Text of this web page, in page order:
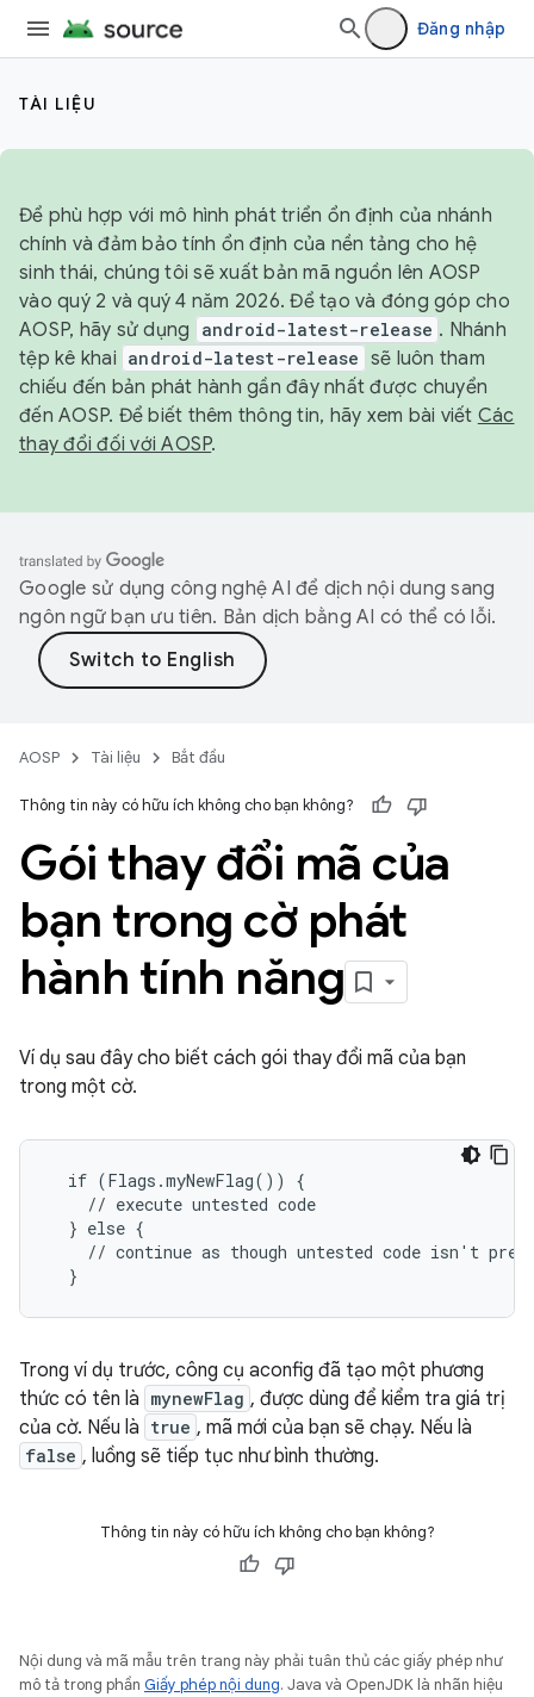
Đăng nhập
TÀI LIỆU
Để phù hợp với mô hình phát triển ổn định của nhánh
chính và đảm bảo tính ổn định của nền tảng cho hệ
sinh thái, chúng tôi sẽ xuất bản mã nguồn lên AOSP
vào quý 2 và quý 4 năm 2026. Để tạo và đóng góp cho
AOSP, hãy sử dụng
android-latest-release . Nhánh
tệp kê khai android-latest-release sẽ luôn tham
chiếu đến bản phát hành gần đây nhất được chuyển
đến AOSP. Để biết thêm thông tin, hãy xem bài viết Các
thay đổi đối với AOSP.
Google sử dụng công nghệ AI để dịch nội dung sang
ngôn ngữ bạn ưu tiên. Bản dịch bằng AI có thể có lỗi.
AOSP Tài liệu Bắt đầu
Thông tin này có hữu ích không cho bạn không?
Gói thay đổi mã của
bạn trong cờ phát
hành tính năng
Ví dụ sau đây cho biết cách gói thay đổi mã của bạn
trong một cờ.
  if (Flags.myNewFlag()) {
    // execute untested code
  } else {
// continue as though untested code isn't
Trong ví dụ trước, công cụ aconfig đã tạo một phương
thức có tên là mynewFlag , được dùng để kiểm tra giá trị
của cờ. Nếu là true , mã mới của bạn sẽ chạy. Nếu là
false , luồng sẽ tiếp tục như bình thường.
Thông tin này có hữu ích không cho bạn không?
Nội dung và mã mẫu trên trang này phải tuân thủ các giấy phép như
mô tả trong phần Giấy phép nội dung. Java và OpenJDK là nhãn hiệu